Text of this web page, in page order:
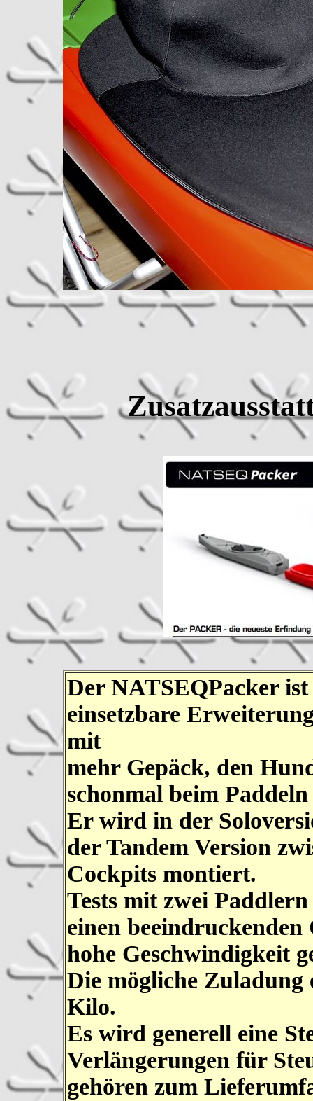
Der NATSEQPacker
einsetzbare
mit
mehr Gepäck, den
schonmal beim
Er wird in der
der Tandem Version
Cockpits montiert.
Tests mit zwei
einen beeindruckenden
hohe Geschwindigkeit
Die mögliche Zuladung
Kilo.
Es wird generell eine
Verlängerungen für
gehören zum